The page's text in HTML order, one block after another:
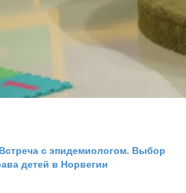
с эпидемиологом. Выбор
детей в Норвегии